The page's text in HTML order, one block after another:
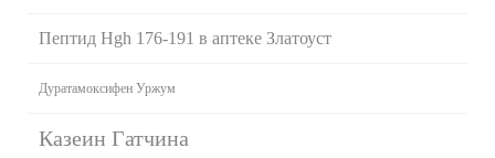
Пептид Hgh 176-191 в аптеке Златоуст
Дуратамоксифен Уржум
Казеин Гатчина